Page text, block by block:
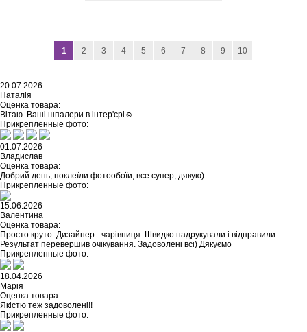
1 2 3 4 5 6 7 8 9 10
20.07.2026
Наталія
Оценка товара:
Вітаю. Ваші шпалери в інтер'єрі☺️
Прикрепленные фото:
01.07.2026
Владислав
Оценка товара:
Добрий день, поклеїли фотообоїи, все супер, дякую)
Прикрепленные фото:
15.06.2026
Валентина
Оценка товара:
Просто круто. Дизайнер - чарівниця. Швидко надрукували і відправили
Результат перевершив очікування. Задоволені всі) Дякуємо
Прикрепленные фото:
18.04.2026
Марія
Оценка товара:
Якістю теж задоволені!!
Прикрепленные фото: